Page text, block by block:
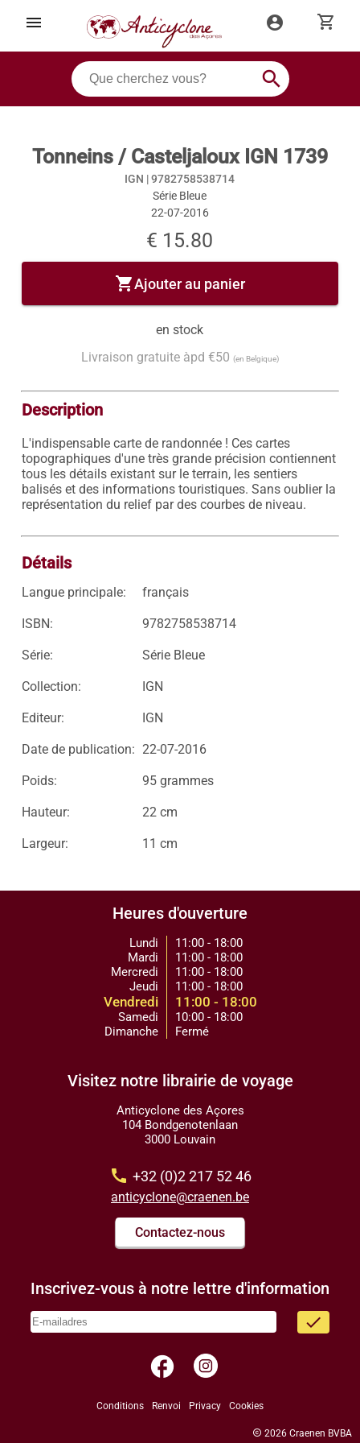
menu account_circle shopping_cart
search
Tonneins / Casteljaloux IGN 1739
IGN |9782758538714
Série Bleue
22-07-2016
€ 15.80
shopping_cartAjouter au panier
en stock
Livraison gratuite àpd €50 (en Belgique)
Description
L'indispensable carte de randonnée ! Ces cartes
topographiques d'une très grande précision contiennent
tous les détails existant sur le terrain, les sentiers
balisés et des informations touristiques. Sans oublier la
représentation du relief par des courbes de niveau.
Détails
Langue principale: français
ISBN: 9782758538714
Série: Série Bleue
Collection: IGN
Editeur: IGN
Date de publication: 22-07-2016
Poids: 95 grammes
Hauteur: 22 cm
Largeur: 11 cm
Heures d'ouverture
Lundi
Mardi
Mercredi
Jeudi
Vendredi
Samedi
Dimanche
11:00 - 18:00
11:00 - 18:00
11:00 - 18:00
11:00 - 18:00
11:00 - 18:00
10:00 - 18:00
Fermé
Visitez notre librairie de voyage
Anticyclone des Açores
104 Bondgenotenlaan
3000 Louvain
call +32 (0)2 217 52 46
anticyclone@craenen.be
Contactez-nous
Inscrivez-vous à notre lettre d'information
done
facebook
Conditions Renvoi Privacy Cookies
copyright 2026 Craenen BVBA